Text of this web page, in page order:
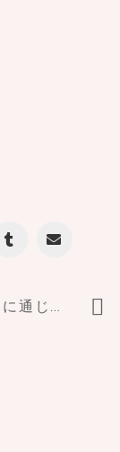
『枯山水』に通じる究極にまで削ぎ落とされた強靭な美の姿、瀧本幹也の関西初大型個展「CHAOS 2020」